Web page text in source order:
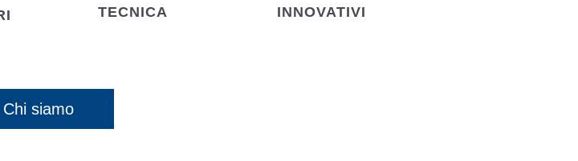
TECNICA
INNOVATIVI
Chi siamo